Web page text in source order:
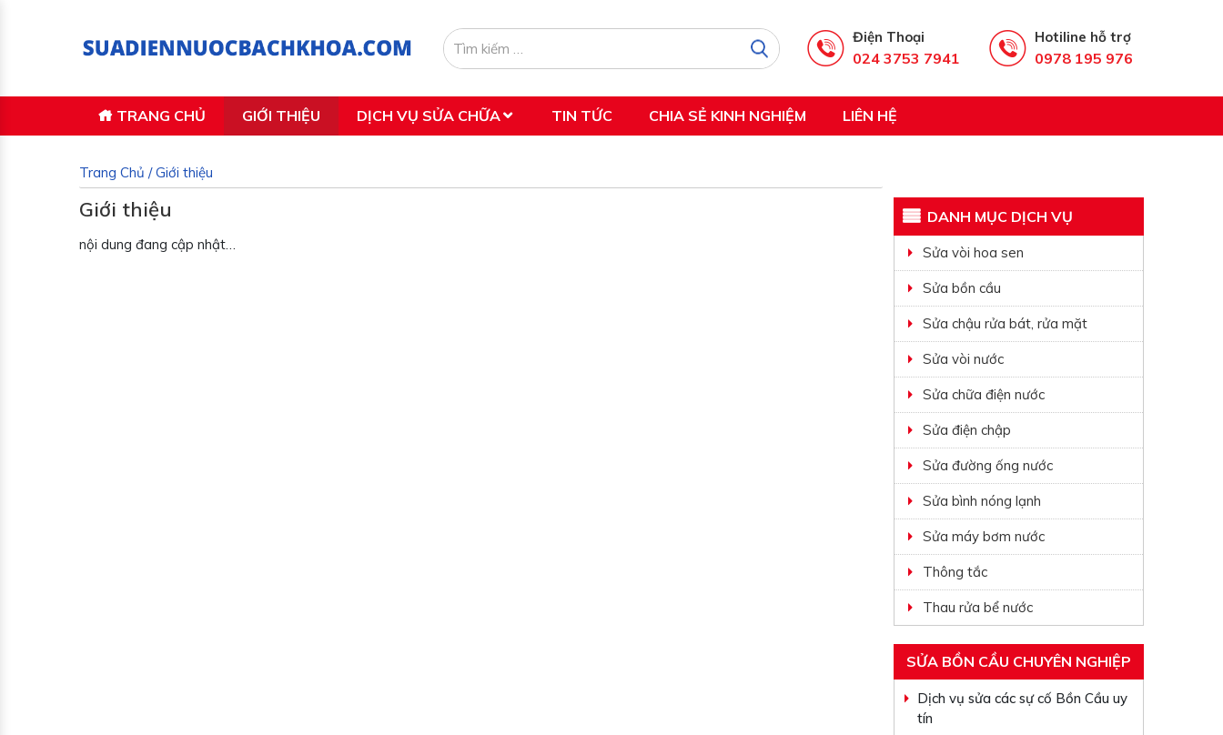
Điện Thoại
024 3753 7941
Hotiline hỗ trợ
0978 195 976
TRANG CHỦ GIỚI THIỆU DỊCH VỤ SỬA CHỮA TIN TỨC CHIA SẺ KINH NGHIỆM LIÊN HỆ
Trang Chủ /Giới thiệu
Giới thiệu
nội dung đang cập nhật…
DANH MỤC DỊCH VỤ
Sửa vòi hoa sen
Sửa bồn cầu
Sửa chậu rửa bát, rửa mặt
Sửa vòi nước
Sửa chữa điện nước
Sửa điện chập
Sửa đường ống nước
Sửa bình nóng lạnh
Sửa máy bơm nước
Thông tắc
Thau rửa bể nước
SỬA BỒN CẦU CHUYÊN NGHIỆP
Dịch vụ sửa các sự cố Bồn Cầu uy
tín